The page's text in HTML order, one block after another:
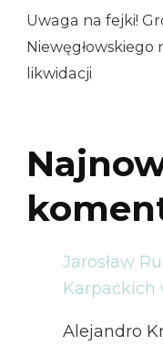
Uwaga na fejki!
likwidacji
Jarosław
Karpackich
Alejandro